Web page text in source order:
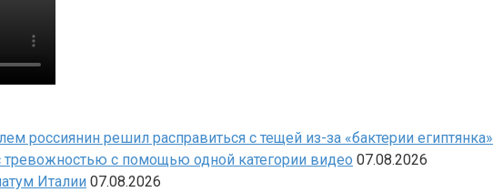
россиянин решил расправиться с тещей из-за «бактерии египтянка»
тревожностью с помощью одной категории видео 07.08.2026
Италии 07.08.2026